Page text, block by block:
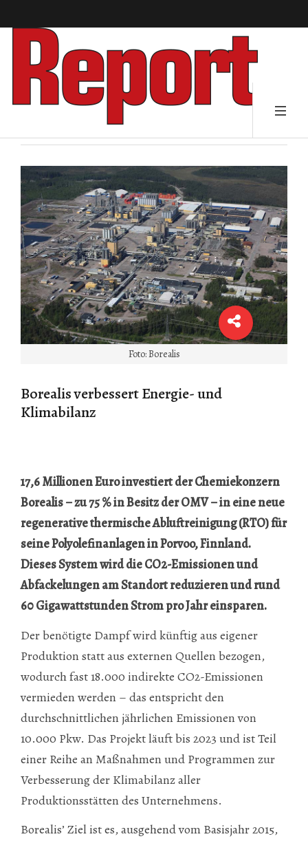
Foto: Borealis
Borealis verbessert Energie- und
Klimabilanz
17,6 Millionen Euro investiert der Chemiekonzern
Borealis – zu 75 % in Besitz der OMV – in eine neue
regenerative thermische Abluftreinigung (RTO) für
seine Polyolefinanlagen in Porvoo, Finnland.
Dieses System wird die CO2-Emissionen und
Abfackelungen am Standort reduzieren und rund
60 Gigawattstunden Strom pro Jahr einsparen.
Der benötigte Dampf wird künftig aus eigener
Produktion statt aus externen Quellen bezogen,
wodurch fast 18.000 indirekte CO2-Emissionen
vermieden werden – das entspricht den
durchschnittlichen jährlichen Emissionen von
10.000 Pkw. Das Projekt läuft bis 2023 und ist Teil
einer Reihe an Maßnahmen und Programmen zur
Verbesserung der Klimabilanz aller
Produktionsstätten des Unternehmens.
Borealis’ Ziel ist es, ausgehend vom Basisjahr 2015,